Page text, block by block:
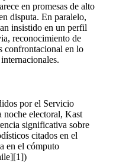
en promesas de alto
disputa. En paralelo,
insistido en un perfil
reconocimiento de
confrontacional en lo
por el Servicio
noche electoral, Kast
significativa sobre
citados en el
en el cómputo